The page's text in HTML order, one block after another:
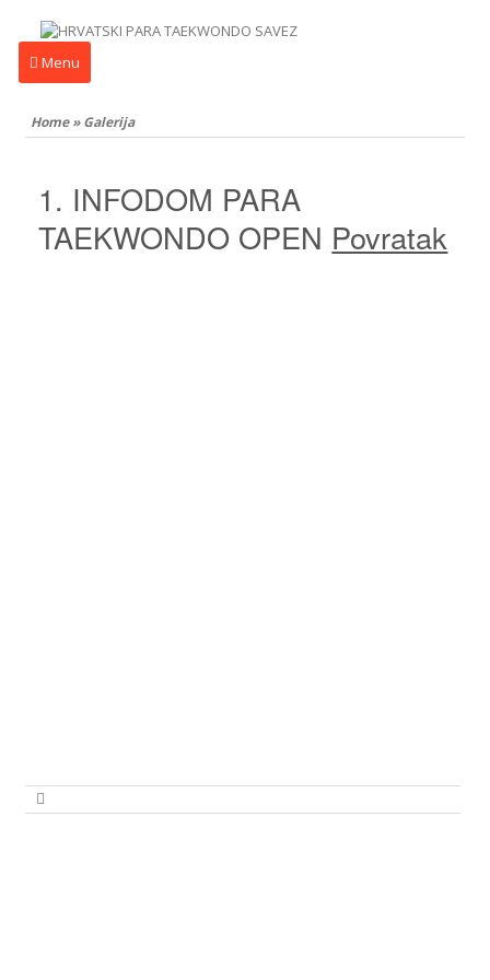
Menu
Home»Galerija
1. INFODOM PARA
TAEKWONDO OPEN Povratak